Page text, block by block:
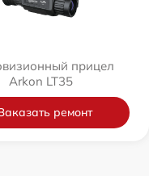
прицел
Arkon LT35
ремонт